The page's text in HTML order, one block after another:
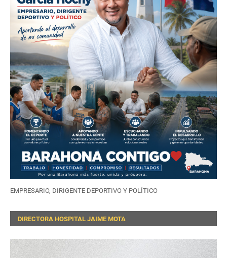
EMPRESARIO, DIRIGENTE DEPORTIVO Y POLÍTICO
DIRECTORA HOSPITAL JAIME MOTA